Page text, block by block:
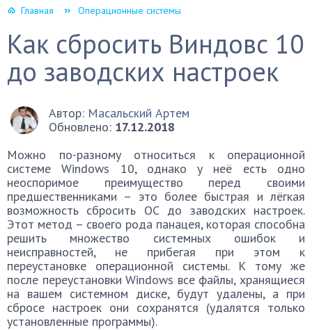
Главная Операционные системы
Как сбросить Виндовс 10
до заводских настроек
Автор: Масальский Артем
Обновлено: 17.12.2018
Можно по-разному относиться к операционной
системе Windows 10, однако у неё есть одно
неоспоримое преимущество перед своими
предшественниками – это более быстрая и лёгкая
возможность сбросить ОС до заводских настроек.
Этот метод – своего рода панацея, которая способна
решить множество системных ошибок и
неисправностей, не прибегая при этом к
переустановке операционной системы. К тому же
после переустановки Windows все файлы, хранящиеся
на вашем системном диске, будут удалены, а при
сбросе настроек они сохранятся (удалятся только
установленные программы).